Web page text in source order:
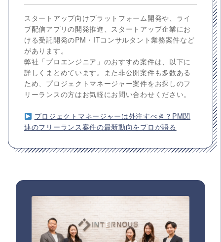
スタートアップ向けプラットフォーム開発や、ライ
ブ配信アプリの開発推進、スタートアップ企業にお
ける受託開発のPM・ITコンサルタント業務案件など
があります。
弊社「プロエンジニア」のおすすめ案件は、以下に
詳しくまとめています。また非公開案件も多数ある
ため、プロジェクトマネージャー案件をお探しのフ
リーランスの方はお気軽にお問い合わせください。
プロジェクトマネージャーは外注すべき？PM関
連のフリーランス案件の最新動向をプロが語る